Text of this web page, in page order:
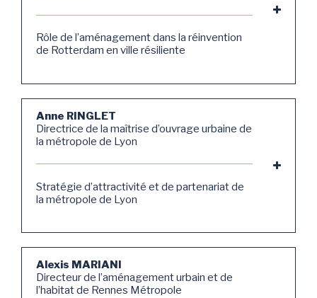
Rôle de l’aménagement dans la réinvention
de Rotterdam en ville résiliente
Anne RINGLET
Directrice de la maîtrise d’ouvrage urbaine de
la métropole de Lyon
Stratégie d’attractivité et de partenariat de
la métropole de Lyon
Alexis MARIANI
Directeur de l’aménagement urbain et de
l’habitat de Rennes Métropole